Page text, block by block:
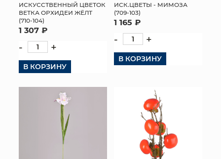
ОПТОВЫМ КЛИЕНТАМ
КОНТАКТЫ
ИСКУССТВЕННЫЙ ЦВЕТОК
ВЕТКА ОРХИДЕИ ЖЁЛТ
(710-104)
1 307 ₽
- +
В КОРЗИНУ
ИСК.ЦВЕТЫ - МИМОЗА
(709-103)
1 165 ₽
- +
В КОРЗИНУ